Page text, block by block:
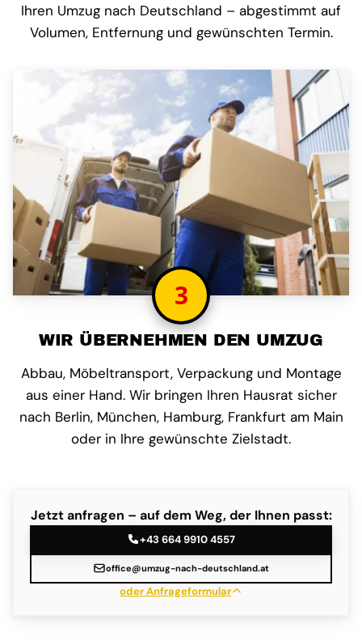
Ihren Umzug nach Deutschland – abgestimmt auf
Volumen, Entfernung und gewünschten Termin.
3
WIR ÜBERNEHMEN DEN UMZUG
Abbau, Möbeltransport, Verpackung und Montage
aus einer Hand. Wir bringen Ihren Hausrat sicher
nach Berlin, München, Hamburg, Frankfurt am Main
oder in Ihre gewünschte Zielstadt.
Jetzt anfragen – auf dem Weg, der Ihnen passt:
+43 664 9910 4557
office@umzug-nach-deutschland.at
oder Anfrageformular